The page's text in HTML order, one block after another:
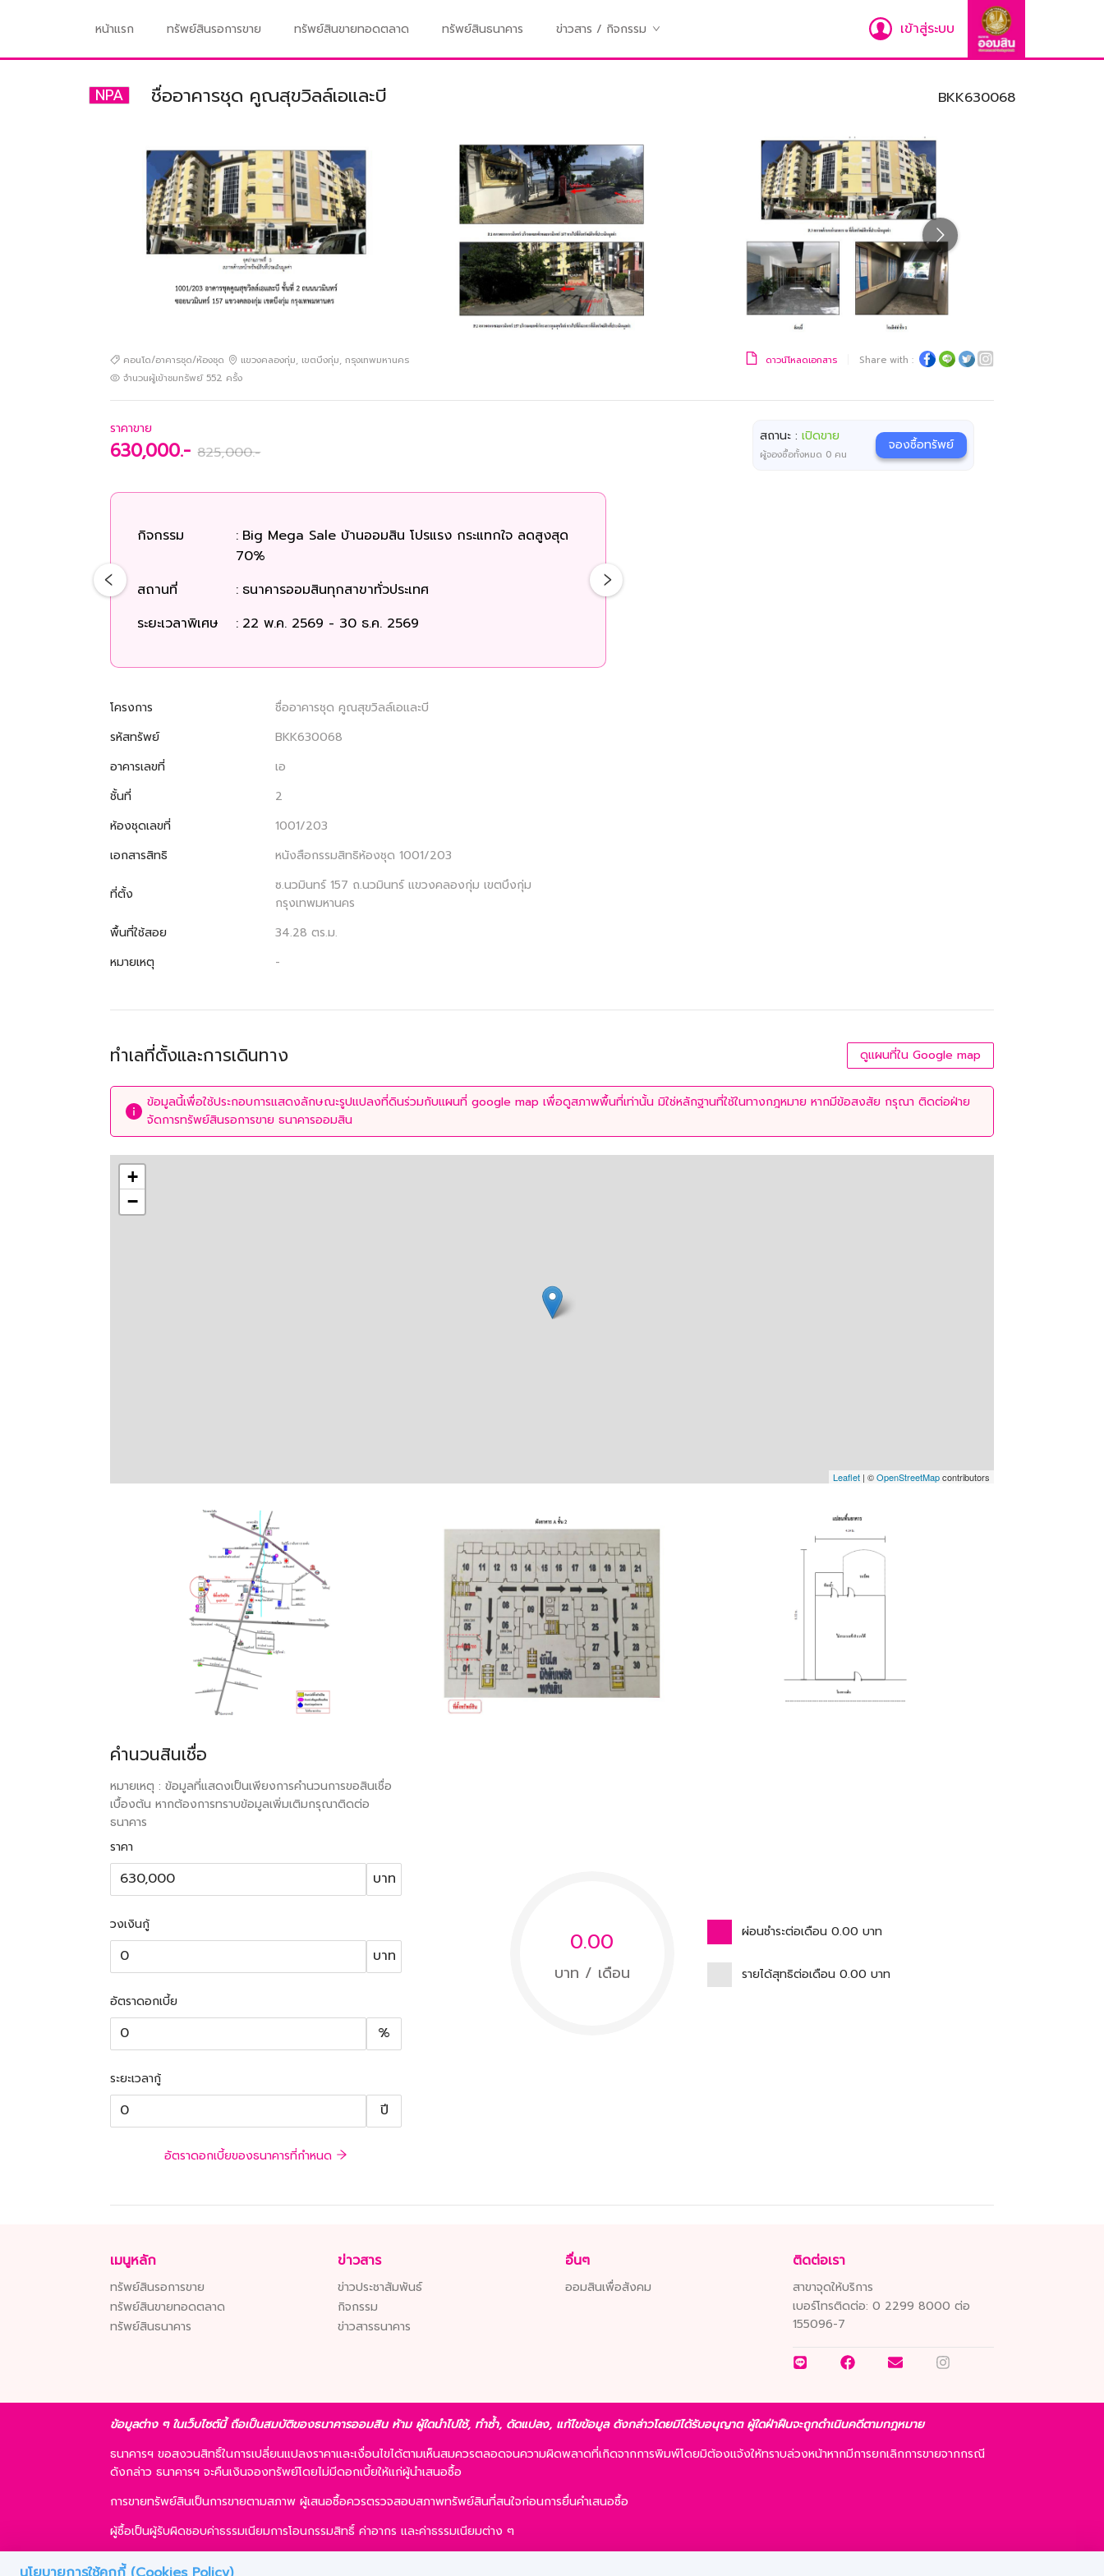
หน้าแรก ทรัพย์สินรอการขาย ทรัพย์สินขายทอดตลาด ทรัพย์สินธนาคาร ข่าวสาร / กิจกรรม เข้าสู่ระบบ
NPA ชื่ออาคารชุด คูณสุขวิลล์เอและบี BKK630068
คอนโด/อาคารชุด/ห้องชุด แขวงคลองกุ่ม, เขตบึงกุ่ม, กรุงเทพมหานคร
จำนวนผู้เข้าชมทรัพย์ 552 ครั้ง
ดาวน์โหลดเอกสาร Share with :
ราคาขาย
630,000.- 825,000.-
กิจกรรม : Big Mega Sale บ้านออมสิน โปรแรง กระแทกใจ ลดสูงสุด
70%
สถานที่
: ธนาคารออมสินทุกสาขาทั่วประเทศ
ระยะเวลาพิเศษ
: 22 พ.ค. 2569 - 30 ธ.ค. 2569
โครงการ
ชื่ออาคารชุด คูณสุขวิลล์เอและบี
รหัสทรัพย์
BKK630068
อาคารเลขที่
เอ
ชั้นที่
2
ห้องชุดเลขที่
1001/203
เอกสารสิทธิ
หนังสือกรรมสิทธิห้องชุด 1001/203
ที่ตั้ง
ซ.นวมินทร์ 157 ถ.นวมินทร์ แขวงคลองกุ่ม เขตบึงกุ่ม
กรุงเทพมหานคร
พื้นที่ใช้สอย
34.28 ตร.ม.
หมายเหตุ
-
สถานะ : เปิดขาย
ผู้จองซื้อทั้งหมด 0คน
จองซื้อทรัพย์
ทำเลที่ตั้งและการเดินทาง ดูแผนที่ใน Google map
ข้อมูลนี้เพื่อใช้ประกอบการแสดงลักษณะรูปแปลงที่ดินร่วมกับแผนที่ google map เพื่อดูสภาพพื้นที่เท่านั้น มิใช่หลักฐานที่ใช้ในทางกฎหมาย หากมีข้อสงสัย กรุณา ติดต่อฝ่าย
จัดการทรัพย์สินรอการขาย ธนาคารออมสิน
+
−
Leaflet| ©OpenStreetMapcontributors
คำนวนสินเชื่อ
หมายเหตุ : ข้อมูลที่แสดงเป็นเพียงการคำนวนการขอสินเชื่อ
เบื้องต้น หากต้องการทราบข้อมูลเพิ่มเติมกรุณาติดต่อ
ธนาคาร
ราคา
บาท
วงเงินกู้
บาท
อัตราดอกเบี้ย
%
ระยะเวลากู้
ปี
อัตราดอกเบี้ยของธนาคารที่กำหนด
0.00
บาท / เดือน
ผ่อนชำระต่อเดือน 0.00 บาท
รายได้สุทธิต่อเดือน 0.00 บาท
เมนูหลัก
ทรัพย์สินรอการขาย
ทรัพย์สินขายทอดตลาด
ทรัพย์สินธนาคาร
ข่าวสาร
ข่าวประชาสัมพันธ์
กิจกรรม
ข่าวสารธนาคาร
อื่นๆ
ออมสินเพื่อสังคม
ติดต่อเรา
สาขาจุดให้บริการ
เบอร์โทรติดต่อ: 0 2299 8000 ต่อ
155096-7
ข้อมูลต่าง ๆ ในเว็บไซต์นี้ ถือเป็นสมบัติของธนาคารออมสิน ห้าม ผู้ใดนำไปใช้, ทำซ้ำ, ดัดแปลง, แก้ไขข้อมูล ดังกล่าวโดยมิได้รับอนุญาต ผู้ใดฝ่าฝืนจะถูกดำเนินคดีตามกฎหมาย
ธนาคารฯ ขอสงวนสิทธิ์ในการเปลี่ยนแปลงราคาและเงื่อนไขได้ตามเห็นสมควรตลอดจนความผิดพลาดที่เกิดจากการพิมพ์โดยมิต้องแจ้งให้ทราบล่วงหน้าหากมีการยกเลิกการขายจากกรณี
ดังกล่าว ธนาคารฯ จะคืนเงินจองทรัพย์โดยไม่มีดอกเบี้ยให้แก่ผู้นำเสนอซื้อ
การขายทรัพย์สินเป็นการขายตามสภาพ ผู้เสนอซื้อควรตรวจสอบสภาพทรัพย์สินที่สนใจก่อนการยื่นคำเสนอซื้อ
ผู้ซื้อเป็นผู้รับผิดชอบค่าธรรมเนียมการโอนกรรมสิทธิ์ ค่าอากร และค่าธรรมเนียมต่าง ๆ
ผู้ซื้อสามารถขอสินเชื่อได้ตามหลักเกณฑ์ของธนาคารฯ และการเสนอซื้อไม่เป็นเงื่อนไขในการพิจารณาอนุมัติสินเชื่อ